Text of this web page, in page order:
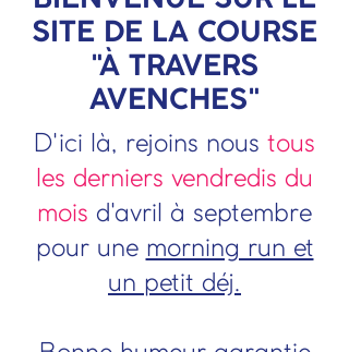
SITE DE LA COURSE
"À TRAVERS
AVENCHES"
D'ici là, ​ rejoins nous tous
les derniers vendredis du
mois d'avril à septembre
pour une morning run et
un petit déj.